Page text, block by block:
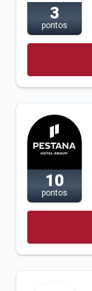
3
pontos
10
pontos